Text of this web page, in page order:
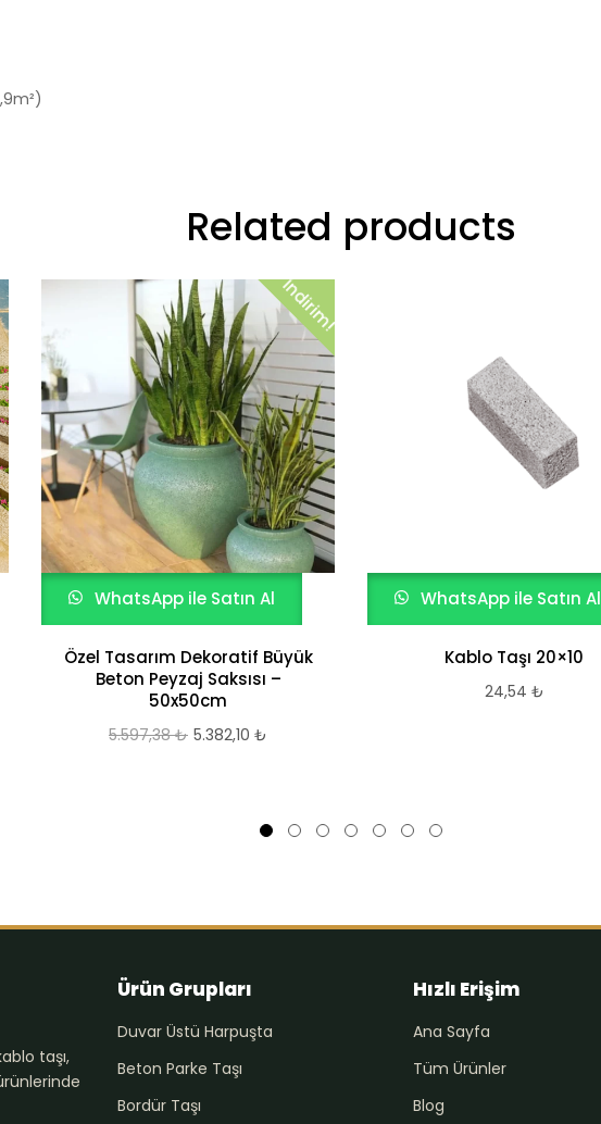
Related products
İndirim!
WhatsApp ile Satın Al
Özel Tasarım Dekoratif Büyük
Beton Peyzaj Saksısı –
50x50cm
5.597,38₺ Orijinal
5.382,10 ₺
5.382,10 ₺.
WhatsApp ile Satın Al
Kablo Taşı 20×10
24,54 ₺
taşı,
Ürün Grupları
Duvar Üstü Harpuşta
Beton Parke Taşı
Bordür Taşı
Hızlı Erişim
Ana Sayfa
Tüm Ürünler
Blog